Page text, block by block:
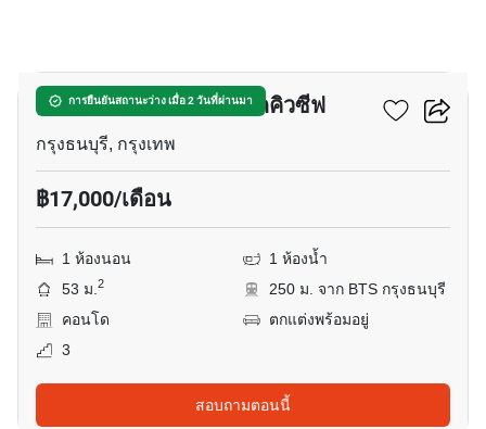
การยืนยันสถานะว่าง เมื่อ 2 วันที่ผ่านมา
เดอะ มาสเตอร์ สาทร เอ็กคิวซีฟ
กรุงธนบุรี, กรุงเทพ
฿17,000/เดือน
1 ห้องนอน
1 ห้องน้ำ
53 ม.2
250 ม. จาก BTS กรุงธนบุรี
คอนโด
ตกแต่งพร้อมอยู่
3
สอบถามตอนนี้